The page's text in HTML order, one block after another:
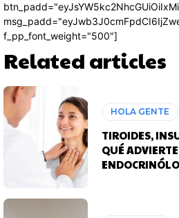
f_pp_font_weight="500"]
Related articles
HOLA GENTE
TIROIDES,
QUÉ